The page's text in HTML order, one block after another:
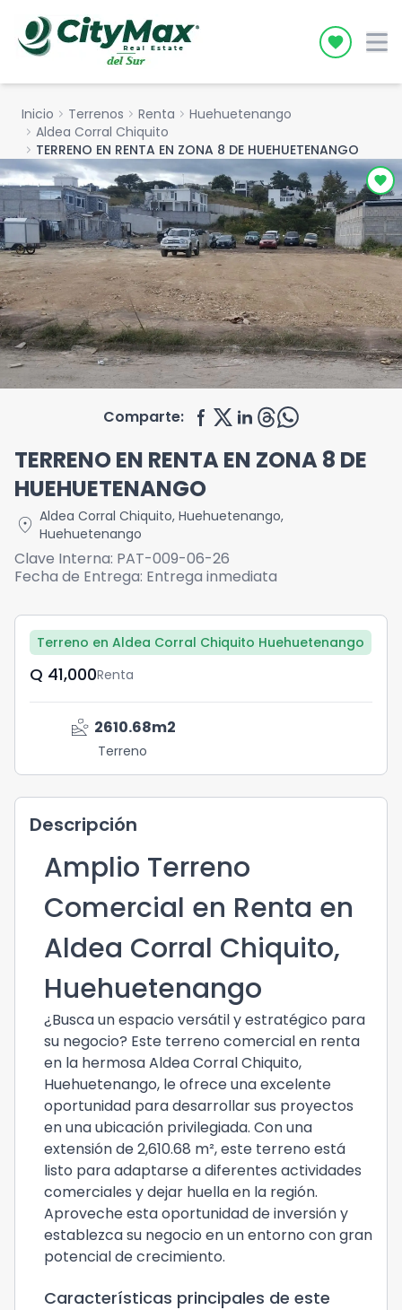
Icon
Inicio chevron_right Terrenos chevron_right Renta chevron_right Huehuetenango
chevron_right Aldea Corral Chiquito
chevron_right TERRENO EN RENTA EN ZONA 8 DE HUEHUETENANGO
Comparte:
TERRENO EN RENTA EN ZONA 8 DE
HUEHUETENANGO
location_on Aldea Corral Chiquito, Huehuetenango,
Huehuetenango
Clave Interna: PAT-009-06-26
Fecha de Entrega: Entrega inmediata
Terreno en Aldea Corral Chiquito Huehuetenango
Q	41,000Renta
landslide 2610.68m2
Terreno
Descripción
Amplio Terreno
Comercial en Renta en
Aldea Corral Chiquito,
Huehuetenango
¿Busca un espacio versátil y estratégico para
su negocio? Este terreno comercial en renta
en la hermosa Aldea Corral Chiquito,
Huehuetenango, le ofrece una excelente
oportunidad para desarrollar sus proyectos
en una ubicación privilegiada. Con una
extensión de 2,610.68 m², este terreno está
listo para adaptarse a diferentes actividades
comerciales y dejar huella en la región.
Aproveche esta oportunidad de inversión y
establezca su negocio en un entorno con gran
potencial de crecimiento.
Características principales de este